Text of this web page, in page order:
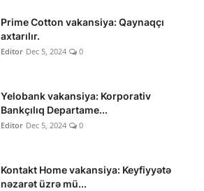
Prime Cotton vakansiya: Qaynaqçı
axtarılır.
Editor Dec 5, 2024 0
Yelobank vakansiya: Korporativ
Bankçılıq Departame...
Editor Dec 5, 2024 0
Kontakt Home vakansiya: Keyfiyyətə
nəzarət üzrə mü...